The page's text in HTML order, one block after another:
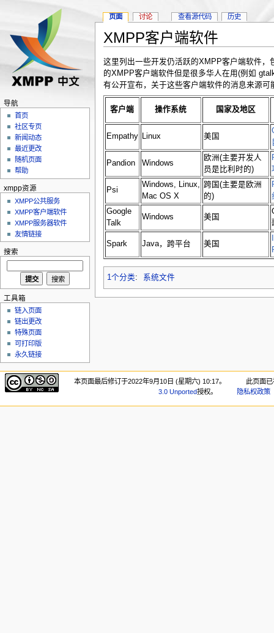
XMPP客户端软件
这里列出一些开发仍活跃的XMPP客户端软件
的XMPP客户端软件但是很多华人在用(例如
有公开宣布，关于这些客户端软件的消息来源
客户端 操作系统 国家及地区
Empathy Linux 美国
Pandion Windows
欧洲(主要开发人
员是比利时的)
Psi
Windows, Linux,
Mac OS X
跨国(主要是欧洲
的)
Google
Talk
Windows 美国
Spark Java，跨平台 美国
1个分类: 系统文件
页面 讨论 查看源代码 历史
导航
首页
社区专页
新闻动态
最近更改
随机页面
帮助
xmpp资源
XMPP公共服务
XMPP客户端软件
XMPP服务器软件
友情链接
搜索
工具箱
链入页面
链出更改
特殊页面
可打印版
永久链接
本页面最后修订于2022年9月10日 (星期六) 10:17。
此页面
3.0 Unported授权。 隐私权政策